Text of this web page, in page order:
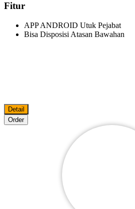
Fitur
APP ANDROID Utuk Pejabat
Bisa Disposisi Atasan Bawahan
Detail
Order